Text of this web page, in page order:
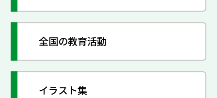
全国の教育活動
イラスト集